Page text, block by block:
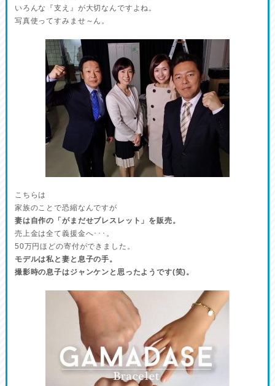
いろんな『支え』が大切なんですよね。
写真使ってすみませ～ん。
こちらは
家族のことで恐縮なんですが
妻は自作の「がまだせブレスレット」を販売。
売上金は全て義援金へ･･･。
50万円ほどの寄付ができました。
モデルは私と妻と息子の手。
撮影時の息子はジャンケンと思ったようです(笑)。